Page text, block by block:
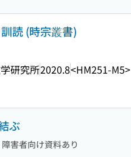
読 (時宗叢書)
研究所2020.8<HM251-M5>
ぶ
障害者向け資料あり